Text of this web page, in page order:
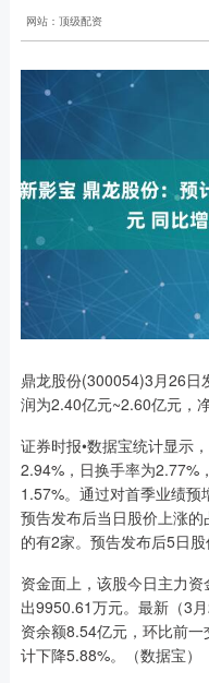
网站：顶级配资
鼎龙股份(300054)3月26日
润为2.40亿元~2.60亿元，
证券时报•数据宝统计显示
2.94%，日换手率为2.77%
1.57%。通过对首季业绩预
预告发布后当日股价上涨
的有2家。预告发布后5日股
资金面上，该股今日主力
出9950.61万元。最新（3
资余额8.54亿元，环比前
计下降5.88%。（数据宝）